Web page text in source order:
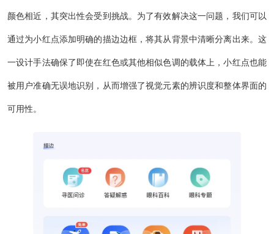
颜色相近，其突出性会受到挑战。为了有效解决这一问题，我们可以
通过为小红点添加明确的描边边框，将其从背景中清晰分离出来。这
一设计手法确保了即使在红色或其他相似色调的载体上，小红点也能
被用户准确无误地识别，从而增强了视觉元素的辨识度和整体界面的
可用性。